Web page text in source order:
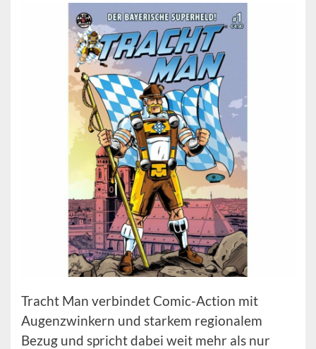
Tracht Man verbindet Comic-Action mit
Augenzwinkern und starkem regionalem
Bezug und spricht dabei weit mehr als nur